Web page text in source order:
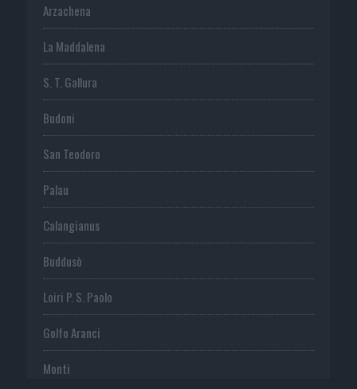
Arzachena
La Maddalena
S. T. Gallura
Budoni
San Teodoro
Palau
Calangianus
Buddusò
Loiri P. S. Paolo
Golfo Aranci
Monti